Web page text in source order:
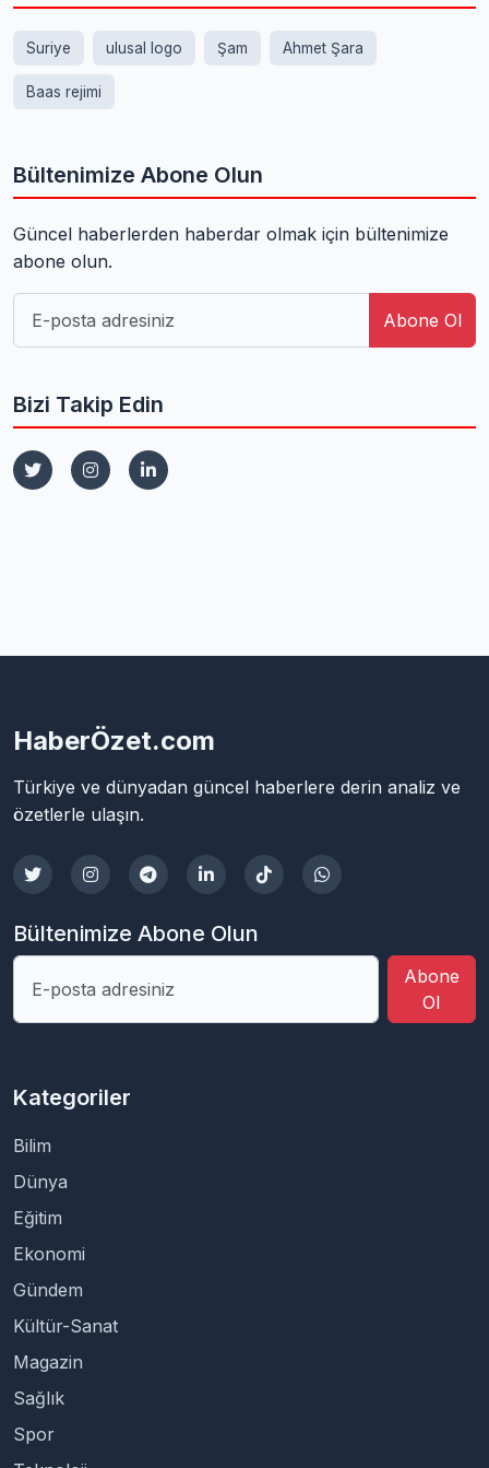
Suriye ulusal logo Şam Ahmet Şara
Baas rejimi
Bültenimize Abone Olun
Güncel haberlerden haberdar olmak için bültenimize
abone olun.
Abone Ol
Bizi Takip Edin
HaberÖzet.com
Türkiye ve dünyadan güncel haberlere derin analiz ve
özetlerle ulaşın.
Bültenimize Abone Olun
Abone
Ol
Kategoriler
Bilim
Dünya
Eğitim
Ekonomi
Gündem
Kültür-Sanat
Magazin
Sağlık
Spor